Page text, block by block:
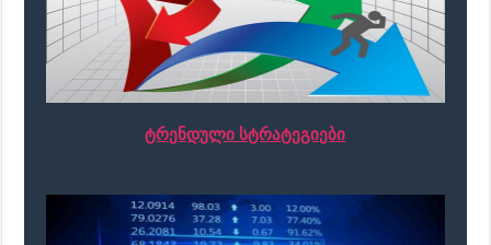
ტრენდული სტრატეგიები